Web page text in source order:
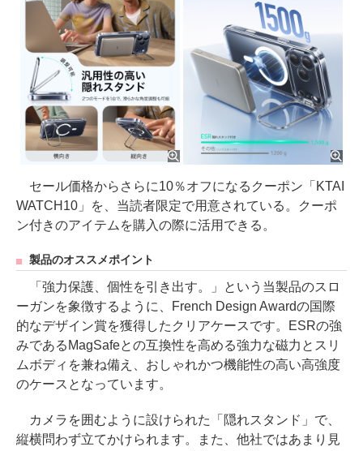
セール価格からさらに10％オフになるクーポン「KTAI
WATCH10」を、当読者限定で用意されている。クーポ
ン付きのアイテムを購入の際に活用できる。
製品のオススメポイント
「強力保護、個性を引き出す。」という当製品のスロ
ーガンを象徴するように、French Design Awardの国際
的なデザイン賞を獲得したクリアケースです。ESRの強
みであるMagSafeとの互換性を高める強力な磁力とスリ
ムボディを兼ね備え、おしゃれかつ機能性の高い高強度
のケースとなっています。
カメラを囲むように設けられた「隠れスタンド」で、
縦横問わず立てかけられます。また、他社ではあまり見